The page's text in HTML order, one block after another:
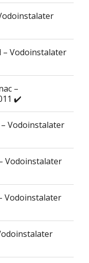
– Vodoinstalater
–
✔️
Vodoinstalater
Vodoinstalater
Vodoinstalater